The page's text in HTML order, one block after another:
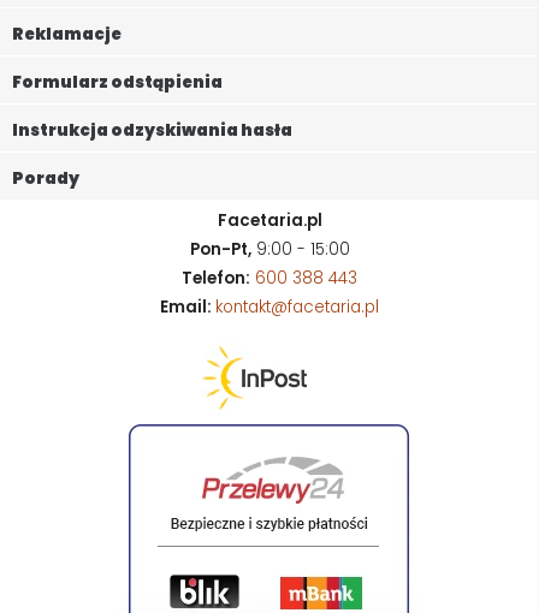
Reklamacje
Formularz odstąpienia
Instrukcja odzyskiwania hasła
Porady
Facetaria.pl
Pon-Pt,9:00 - 15:00
Telefon: 600 388 443
Email: kontakt@facetaria.pl